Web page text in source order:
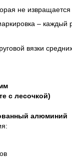
не
– каждый
вязки
с лесочкой)
алюминий